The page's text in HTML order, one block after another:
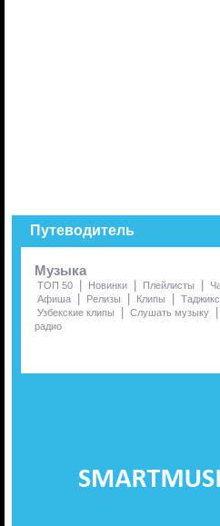
Путеводитель
Музыка
ТОП 50 | Новинки | Плейлисты |
Афиша | Релизы | Клипы |
Узбекские клипы | Слушать музыку |
радио